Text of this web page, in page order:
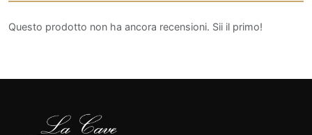
Questo prodotto non ha ancora recensioni. Sii il primo!